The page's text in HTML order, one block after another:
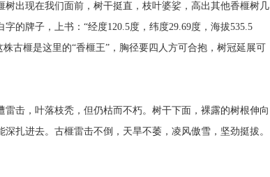
出现在我们面前，树干挺直，枝叶婆娑，高出其他香榧树几
的牌子，上书：“经度120.5度，纬度29.69度，海拔535.5
古榧是这里的“香榧王”，胸径要四人方可合抱，树冠延展可
击，叶落枝秃，但仍枯而不朽。树干下面，裸露的树根伸向
扎进去。古榧雷击不倒，天旱不萎，凌风傲雪，坚劲挺拔。